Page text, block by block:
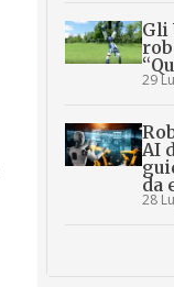
Gli
29
AI
da
28